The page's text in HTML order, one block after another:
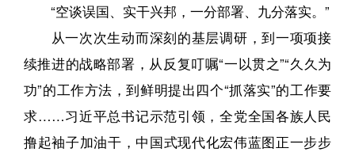
“空谈误国、实干兴邦，一分部署、九分落实。”
从一次次生动而深刻的基层调研，到一项项接
续推进的战略部署，从反复叮嘱“一以贯之”“久久为
功”的工作方法，到鲜明提出四个“抓落实”的工作要
求……习近平总书记示范引领，全党全国各族人民
撸起袖子加油干，中国式现代化宏伟蓝图正一步步